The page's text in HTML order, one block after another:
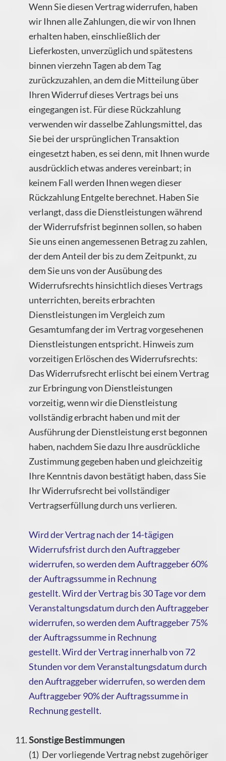
Wenn Sie diesen Vertrag widerrufen, haben
wir Ihnen alle Zahlungen, die wir von Ihnen
erhalten haben, einschließlich der
Lieferkosten, unverzüglich und spätestens
binnen vierzehn Tagen ab dem Tag
zurückzuzahlen, an dem die Mitteilung über
Ihren Widerruf dieses Vertrags bei uns
eingegangen ist. Für diese Rückzahlung
verwenden wir dasselbe Zahlungsmittel, das
Sie bei der ursprünglichen Transaktion
eingesetzt haben, es sei denn, mit Ihnen wurde
ausdrücklich etwas anderes vereinbart; in
keinem Fall werden Ihnen wegen dieser
Rückzahlung Entgelte berechnet. Haben Sie
verlangt, dass die Dienstleistungen während
der Widerrufsfrist beginnen sollen, so haben
Sie uns einen angemessenen Betrag zu zahlen,
der dem Anteil der bis zu dem Zeitpunkt, zu
dem Sie uns von der Ausübung des
Widerrufsrechts hinsichtlich dieses Vertrags
unterrichten, bereits erbrachten
Dienstleistungen im Vergleich zum
Gesamtumfang der im Vertrag vorgesehenen
Dienstleistungen entspricht. Hinweis zum
vorzeitigen Erlöschen des Widerrufsrechts:
Das Widerrufsrecht erlischt bei einem Vertrag
zur Erbringung von Dienstleistungen
vorzeitig, wenn wir die Dienstleistung
vollständig erbracht haben und mit der
Ausführung der Dienstleistung erst begonnen
haben, nachdem Sie dazu Ihre ausdrückliche
Zustimmung gegeben haben und gleichzeitig
Ihre Kenntnis davon bestätigt haben, dass Sie
Ihr Widerrufsrecht bei vollständiger
Vertragserfüllung durch uns verlieren.
Wird der Vertrag nach der 14-tägigen
Widerrufsfrist durch den Auftraggeber
widerrufen, so werden dem Auftraggeber 60%
der Auftragssumme in Rechnung
gestellt. Wird der Vertrag bis 30 Tage vor dem
Veranstaltungsdatum durch den Auftraggeber
widerrufen, so werden dem Auftraggeber 75%
der Auftragssumme in Rechnung
gestellt. Wird der Vertrag innerhalb von 72
Stunden vor dem Veranstaltungsdatum durch
den Auftraggeber widerrufen, so werden dem
Auftraggeber 90% der Auftragssumme in
Rechnung gestellt.
Sonstige Bestimmungen
(1) Der vorliegende Vertrag nebst zugehöriger